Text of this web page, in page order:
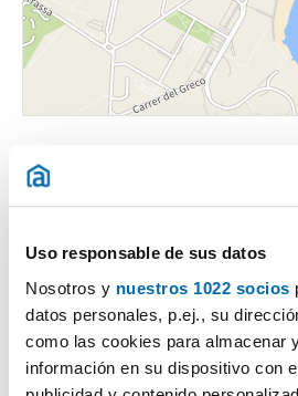
Uso responsable de sus datos
Nosotros y nuestros 1022 socios
datos personales, p.ej., su
como las cookies para almacenar
información en su dispositivo con
Certificado energético
ESCALA DE LA CALIFICACIÓN ENERGÉTICA
A